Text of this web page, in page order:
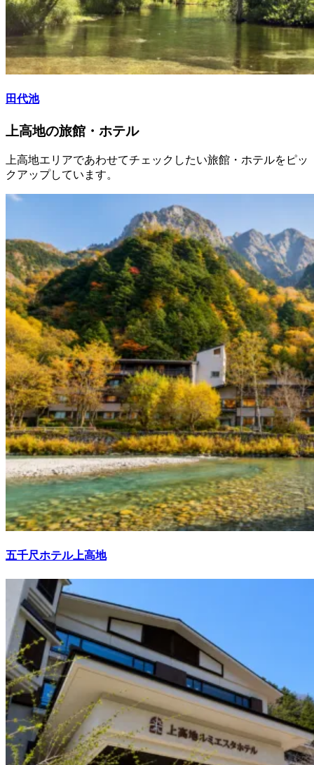
田代池
上高地の旅館・ホテル
上高地エリアであわせてチェックしたい旅館・ホテルをピッ
クアップしています。
五千尺ホテル上高地